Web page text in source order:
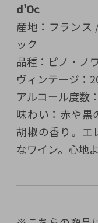
d'Oc
産地：フランス
ック
品種：ピノ・ノ
ヴィンテージ：
アルコール度数
味わい：赤や黒
胡椒の香り。エ
なワイン。心地